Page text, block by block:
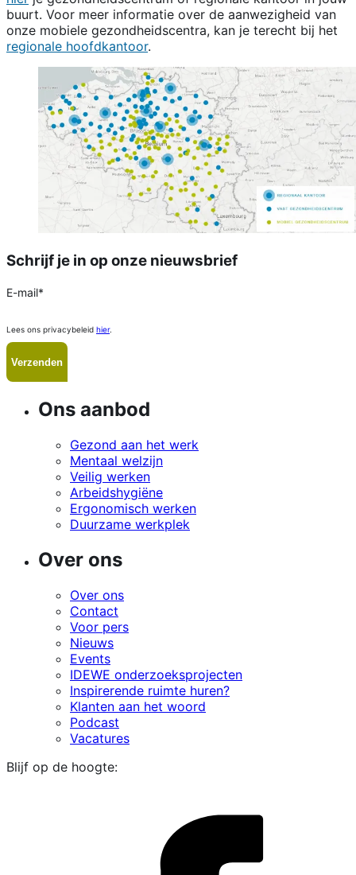
buurt. Voor meer informatie over de aanwezigheid van
onze mobiele gezondheidscentra, kan je terecht bij het
regionale hoofdkantoor.
Schrijf je in op onze nieuwsbrief
E-mail*
Lees ons privacybeleid hier.
Ons aanbod
Gezond aan het werk
Mentaal welzijn
Veilig werken
Arbeidshygiëne
Ergonomisch werken
Duurzame werkplek
Over ons
Over ons
Contact
Voor pers
Nieuws
Events
IDEWE onderzoeksprojecten
Inspirerende ruimte huren?
Klanten aan het woord
Podcast
Vacatures
Blijf op de hoogte: